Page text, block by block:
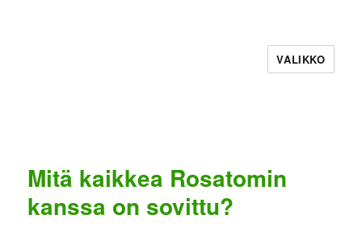
VALIKKO
Mitä kaikkea Rosatomin
kanssa on sovittu?